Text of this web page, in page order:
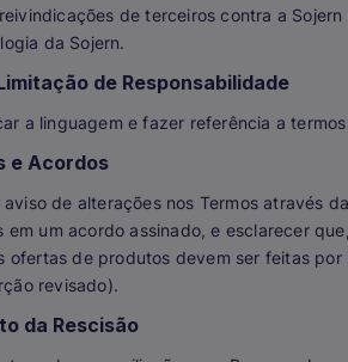
de terceiros contra a
da Sojern.
de Responsabilidade
a linguagem e fazer referência a
e Acordos
de alterações nos Termos através
um acordo assinado, e esclarecer
ofertas de produtos devem ser feitas por
revisado).
da Rescisão